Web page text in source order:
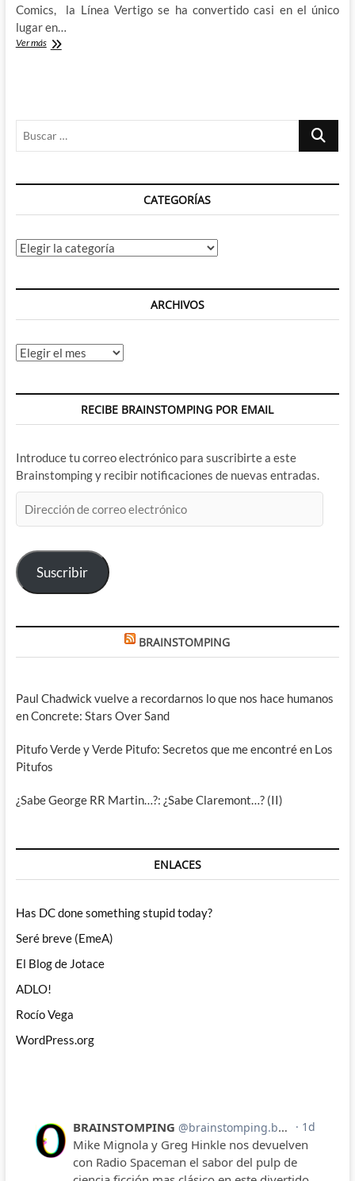
Comics, la Línea Vertigo se ha convertido casi en el único
lugar en…
Ver másThe
Gordon
Buscar
CATEGORÍAS
Categorías
ARCHIVOS
Archivos
RECIBE BRAINSTOMPING POR EMAIL
Introduce tu correo electrónico para suscribirte a este
Brainstomping y recibir notificaciones de nuevas entradas.
de
electrónico
Suscribir
BRAINSTOMPING
Paul Chadwick vuelve a recordarnos lo que nos hace humanos
en Concrete: Stars Over Sand
Pitufo Verde y Verde Pitufo: Secretos que me encontré en Los
Pitufos
¿Sabe George RR Martin…?: ¿Sabe Claremont…? (II)
ENLACES
Has DC done something stupid today?
Seré breve (EmeA)
El Blog de Jotace
ADLO!
Rocío Vega
WordPress.org